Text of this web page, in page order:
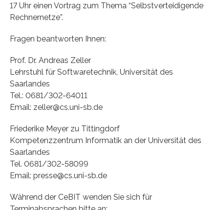
17 Uhr einen Vortrag zum Thema “Selbstverteidigende
Rechnernetze”.
Fragen beantworten Ihnen:
Prof. Dr. Andreas Zeller
Lehrstuhl für Softwaretechnik, Universität des
Saarlandes
Tel.: 0681/302-64011
Email: zeller@cs.uni-sb.de
Friederike Meyer zu Tittingdorf
Kompetenzzentrum Informatik an der Universität des
Saarlandes
Tel. 0681/302-58099
Email: presse@cs.uni-sb.de
Während der CeBIT wenden Sie sich für